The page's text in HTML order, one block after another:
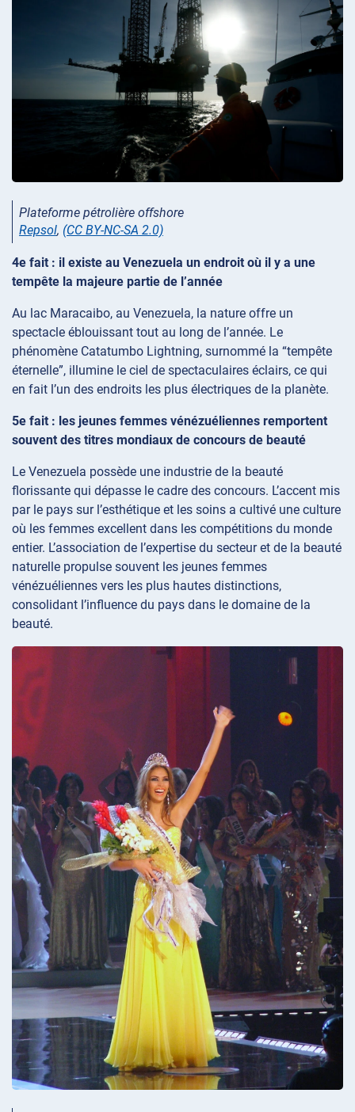
Plateforme pétrolière offshore
Repsol, (CC BY-NC-SA 2.0)
4e fait : il existe au Venezuela un endroit où il y a une
tempête la majeure partie de l’année
Au lac Maracaibo, au Venezuela, la nature offre un
spectacle éblouissant tout au long de l’année. Le
phénomène Catatumbo Lightning, surnommé la “tempête
éternelle”, illumine le ciel de spectaculaires éclairs, ce qui
en fait l’un des endroits les plus électriques de la planète.
5e fait : les jeunes femmes vénézuéliennes remportent
souvent des titres mondiaux de concours de beauté
Le Venezuela possède une industrie de la beauté
florissante qui dépasse le cadre des concours. L’accent mis
par le pays sur l’esthétique et les soins a cultivé une culture
où les femmes excellent dans les compétitions du monde
entier. L’association de l’expertise du secteur et de la beauté
naturelle propulse souvent les jeunes femmes
vénézuéliennes vers les plus hautes distinctions,
consolidant l’influence du pays dans le domaine de la
beauté.